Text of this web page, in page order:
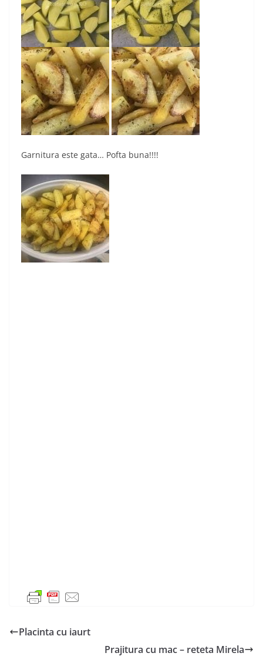
Garnitura este gata… Pofta buna!!!!
Placinta cu iaurt
Prajitura cu mac – reteta Mirela